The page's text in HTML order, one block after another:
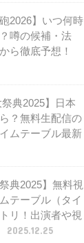
2026】いつ何時
噂の候補・法
ら徹底予想！
祭典2025】日本
？無料生配信の
ムテーブル最新
典2025】無料視
テーブル（タイ
リ！出演者や視
2025.12.25